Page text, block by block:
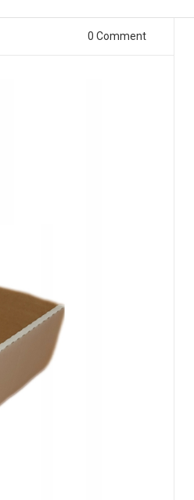
0 Comment